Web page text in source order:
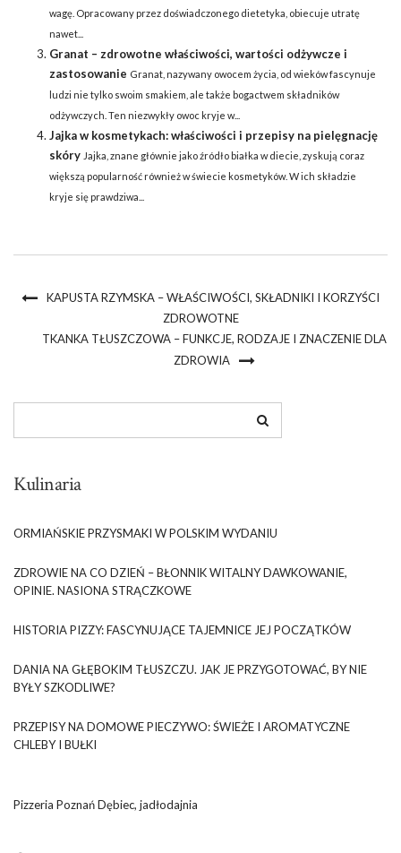
wagę. Opracowany przez doświadczonego dietetyka, obiecuje utratę
nawet...
Granat – zdrowotne właściwości, wartości odżywcze i
zastosowanie Granat, nazywany owocem życia, od wieków fascynuje
ludzi nie tylko swoim smakiem, ale także bogactwem składników
odżywczych. Ten niezwykły owoc kryje w...
Jajka w kosmetykach: właściwości i przepisy na pielęgnację
skóry Jajka, znane głównie jako źródło białka w diecie, zyskują coraz
większą popularność również w świecie kosmetyków. W ich składzie
kryje się prawdziwa...
KAPUSTA RZYMSKA – WŁAŚCIWOŚCI, SKŁADNIKI I KORZYŚCI
ZDROWOTNE
TKANKA TŁUSZCZOWA – FUNKCJE, RODZAJE I ZNACZENIE DLA
ZDROWIA
Kulinaria
ORMIAŃSKIE PRZYSMAKI W POLSKIM WYDANIU
ZDROWIE NA CO DZIEŃ – BŁONNIK WITALNY DAWKOWANIE,
OPINIE. NASIONA STRĄCZKOWE
HISTORIA PIZZY: FASCYNUJĄCE TAJEMNICE JEJ POCZĄTKÓW
DANIA NA GŁĘBOKIM TŁUSZCZU. JAK JE PRZYGOTOWAĆ, BY NIE
BYŁY SZKODLIWE?
PRZEPISY NA DOMOWE PIECZYWO: ŚWIEŻE I AROMATYCZNE
CHLEBY I BUŁKI
Pizzeria Poznań Dębiec, jadłodajnia